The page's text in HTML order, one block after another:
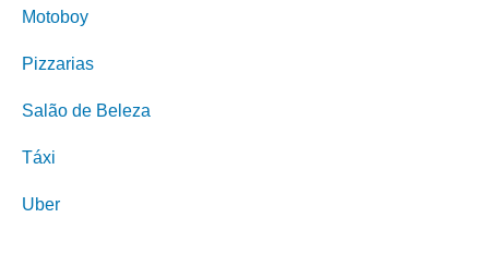
Motoboy
Pizzarias
Salão de Beleza
Táxi
Uber